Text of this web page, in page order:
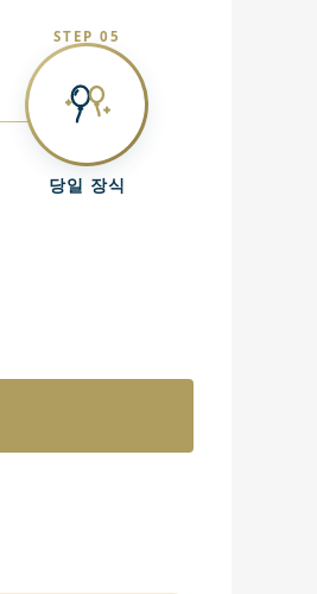
STEP 05
당일 장식